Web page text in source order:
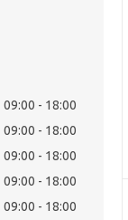
09:00
18:00
09:00
18:00
09:00
18:00
09:00
18:00
09:00
18:00